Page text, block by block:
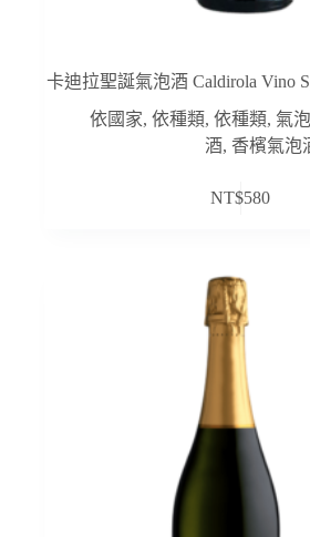
卡迪拉聖誕氣泡酒 Caldirola Vino
依國家,依種類,依種類, 氣
酒,香檳氣泡
NT$580